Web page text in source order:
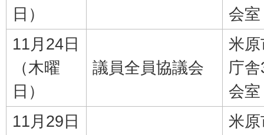
日）
会室
11月24日
（木曜
日）
議員全員協議会
米
庁
会室
11月29日
米